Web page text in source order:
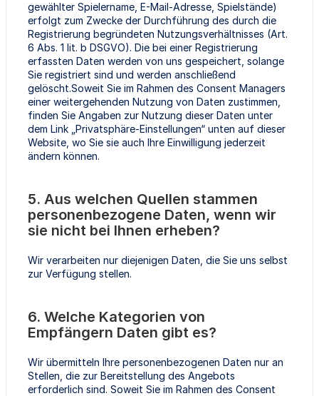
gewählter Spielername, E-Mail-Adresse, Spielstände)
erfolgt zum Zwecke der Durchführung des durch die
Registrierung begründeten Nutzungsverhältnisses (Art.
6 Abs. 1 lit. b DSGVO). Die bei einer Registrierung
erfassten Daten werden von uns gespeichert, solange
Sie registriert sind und werden anschließend
gelöscht.Soweit Sie im Rahmen des Consent Managers
einer weitergehenden Nutzung von Daten zustimmen,
finden Sie Angaben zur Nutzung dieser Daten unter
dem Link „Privatsphäre-Einstellungen“ unten auf dieser
Website, wo Sie sie auch Ihre Einwilligung jederzeit
ändern können.
5. Aus welchen Quellen stammen
personenbezogene Daten, wenn wir
sie nicht bei Ihnen erheben?
Wir verarbeiten nur diejenigen Daten, die Sie uns selbst
zur Verfügung stellen.
6. Welche Kategorien von
Empfängern Daten gibt es?
Wir übermitteln Ihre personenbezogenen Daten nur an
Stellen, die zur Bereitstellung des Angebots
erforderlich sind. Soweit Sie im Rahmen des Consent